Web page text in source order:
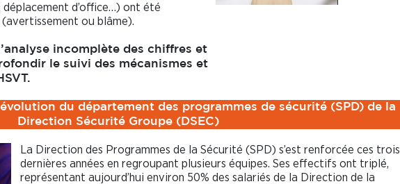
déplacement d’office…) ont été
(avertissement ou blâme).
incomplète des chiffres et
le suivi des mécanismes et
du département des programmes de sécurité (SPD) de la
Direction Sécurité Groupe (DSEC)
La Direction des Programmes de la Sécurité (SPD) s’est renforcée ces trois
dernières années en regroupant plusieurs équipes. Ses effectifs ont triplé,
représentant aujourd’hui environ 50% des salariés de la Direction de la